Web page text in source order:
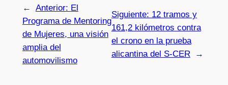
← Anterior: El
Programa de Mentoring
de Mujeres, una visión
amplia del
automovilismo
Siguiente: 12 tramos y
161,2 kilómetros contra
el crono en la prueba
alicantina del S-CER
→